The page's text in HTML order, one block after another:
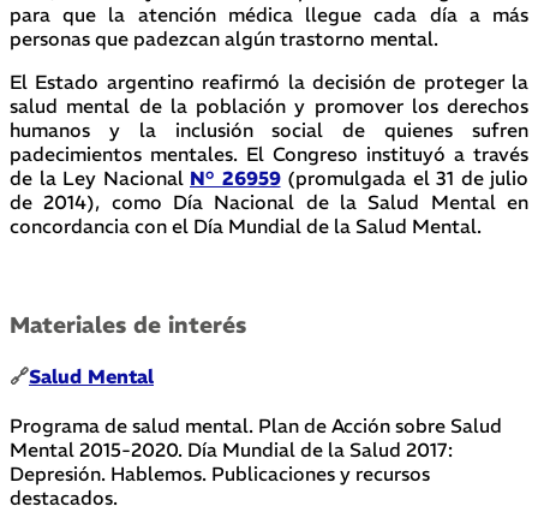
para que la atención médica llegue cada día a más
personas que padezcan algún trastorno mental.
El Estado argentino reafirmó la decisión de proteger la
salud mental de la población y promover los derechos
humanos y la inclusión social de quienes sufren
padecimientos mentales. El Congreso instituyó a través
de la Ley Nacional N° 26959(promulgada el 31 de julio
de 2014), como Día Nacional de la Salud Mental en
concordancia con el Día Mundial de la Salud Mental.
Materiales de interés
🔗Salud Mental
Programa de salud mental. Plan de Acción sobre Salud
Mental 2015-2020. Día Mundial de la Salud 2017:
Depresión. Hablemos. Publicaciones y recursos
destacados.